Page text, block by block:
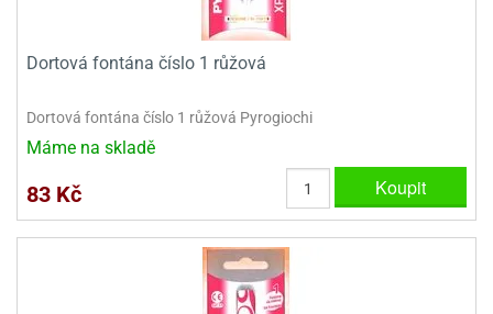
Dortová fontána číslo 1 růžová
Dortová fontána číslo 1 růžová Pyrogiochi
Máme na skladě
83 Kč Koupit